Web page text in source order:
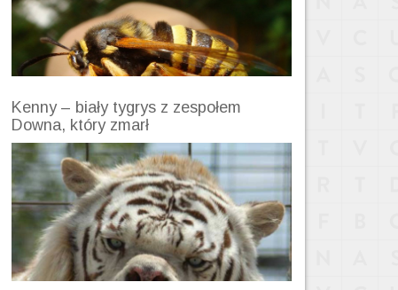
Kenny – biały tygrys z zespołem
Downa, który zmarł